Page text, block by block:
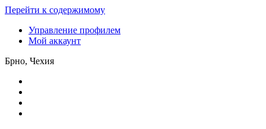
Перейти к содержимому
Управление профилем
Мой аккаунт
Брно, Чехия